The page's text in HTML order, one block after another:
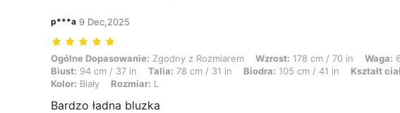
p***a 9 Dec,2025
Ogólne Dopasowanie: Zgodny z Rozmiarem, Wzrost: 178 cm / 70 in, Waga: 66 kg / 146
Ogólne Dopasowanie: Zgodny z Rozmiarem Wzrost: 178 cm / 70 in Waga:
Biust: 94 cm / 37 in Talia: 78 cm / 31 in Biodra: 105 cm / 41 in Kształt
Kolor: Biały Rozmiar: L
Bardzo ładna bluzka